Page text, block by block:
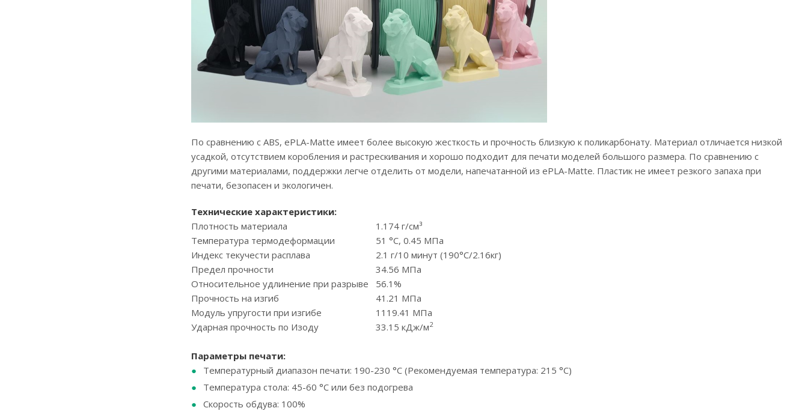
По сравнению с ABS, ePLA-Matte имеет более высокую жесткость и прочность близкую к поликарбонату. Материал отличается низкой
усадкой, отсутствием коробления и растрескивания и хорошо подходит для печати моделей большого размера. По сравнению с
другими материалами, поддержки легче отделить от модели, напечатанной из ePLA-Matte. Пластик не имеет резкого запаха при
печати, безопасен и экологичен.
Технические характеристики:
Плотность материала
1.174 г/см³
Температура термодеформации
51 °C, 0.45 МПа
Индекс текучести расплава
2.1 г/10 минут (190°C/2.16кг)
Предел прочности
34.56 МПа
Относительное удлинение при разрыве 56.1%
Прочность на изгиб
41.21 МПа
Модуль упругости при изгибе
1119.41 МПа
Ударная прочность по Изоду
33.15 кДж/м2
Параметры печати:
Температурный диапазон печати: 190-230 °С (Рекомендуемая температура: 215 °С)
Температура стола: 45-60 °С или без подогрева
Скорость обдува: 100%